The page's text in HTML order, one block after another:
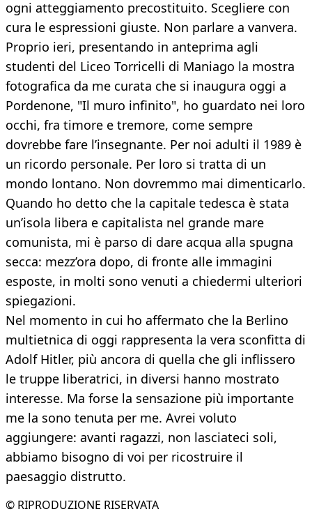
ogni atteggiamento precostituito. Scegliere con
cura le espressioni giuste. Non parlare a vanvera.
Proprio ieri, presentando in anteprima agli
studenti del Liceo Torricelli di Maniago la mostra
fotografica da me curata che si inaugura oggi a
Pordenone, "Il muro infinito", ho guardato nei loro
occhi, fra timore e tremore, come sempre
dovrebbe fare l’insegnante. Per noi adulti il 1989 è
un ricordo personale. Per loro si tratta di un
mondo lontano. Non dovremmo mai dimenticarlo.
Quando ho detto che la capitale tedesca è stata
un’isola libera e capitalista nel grande mare
comunista, mi è parso di dare acqua alla spugna
secca: mezz’ora dopo, di fronte alle immagini
esposte, in molti sono venuti a chiedermi ulteriori
spiegazioni.
Nel momento in cui ho affermato che la Berlino
multietnica di oggi rappresenta la vera sconfitta di
Adolf Hitler, più ancora di quella che gli inflissero
le truppe liberatrici, in diversi hanno mostrato
interesse. Ma forse la sensazione più importante
me la sono tenuta per me. Avrei voluto
aggiungere: avanti ragazzi, non lasciateci soli,
abbiamo bisogno di voi per ricostruire il
paesaggio distrutto.
© RIPRODUZIONE RISERVATA